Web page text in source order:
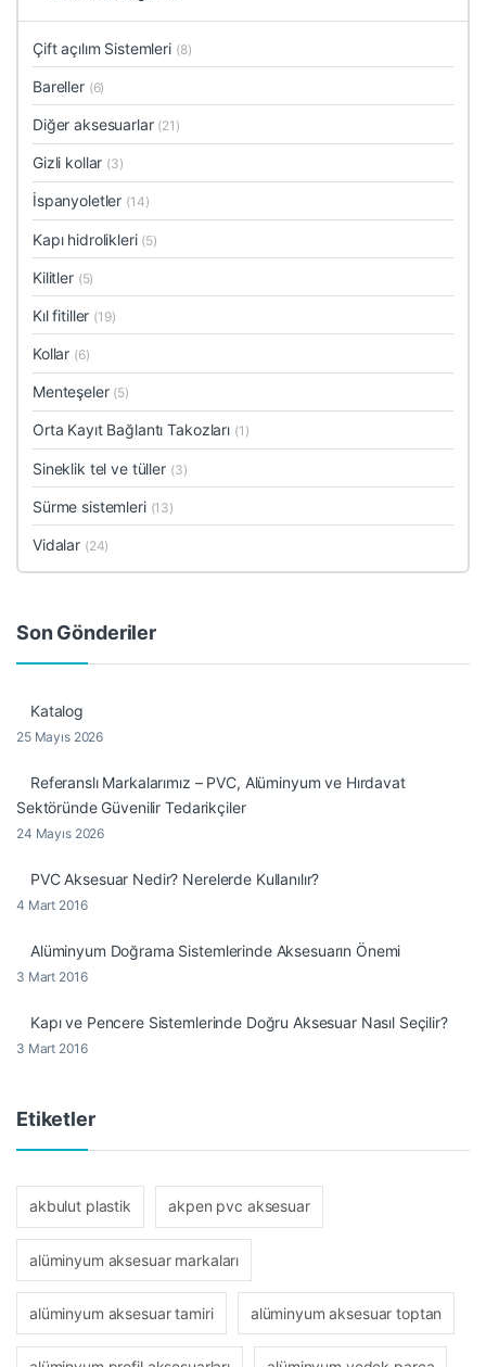
Çift açılım Sistemleri (8)
Bareller (6)
Diğer aksesuarlar (21)
Gizli kollar (3)
İspanyoletler (14)
Kapı hidrolikleri (5)
Kilitler (5)
Kıl fitiller (19)
Kollar (6)
Menteşeler (5)
Orta Kayıt Bağlantı Takozları (1)
Sineklik tel ve tüller (3)
Sürme sistemleri (13)
Vidalar (24)
Son Gönderiler
Katalog
25 Mayıs 2026
Referanslı Markalarımız – PVC, Alüminyum ve Hırdavat
Sektöründe Güvenilir Tedarikçiler
24 Mayıs 2026
PVC Aksesuar Nedir? Nerelerde Kullanılır?
4 Mart 2016
Alüminyum Doğrama Sistemlerinde Aksesuarın Önemi
3 Mart 2016
Kapı ve Pencere Sistemlerinde Doğru Aksesuar Nasıl Seçilir?
3 Mart 2016
Etiketler
akbulut plastik akpen pvc aksesuar
alüminyum aksesuar markaları
alüminyum aksesuar tamiri alüminyum aksesuar toptan